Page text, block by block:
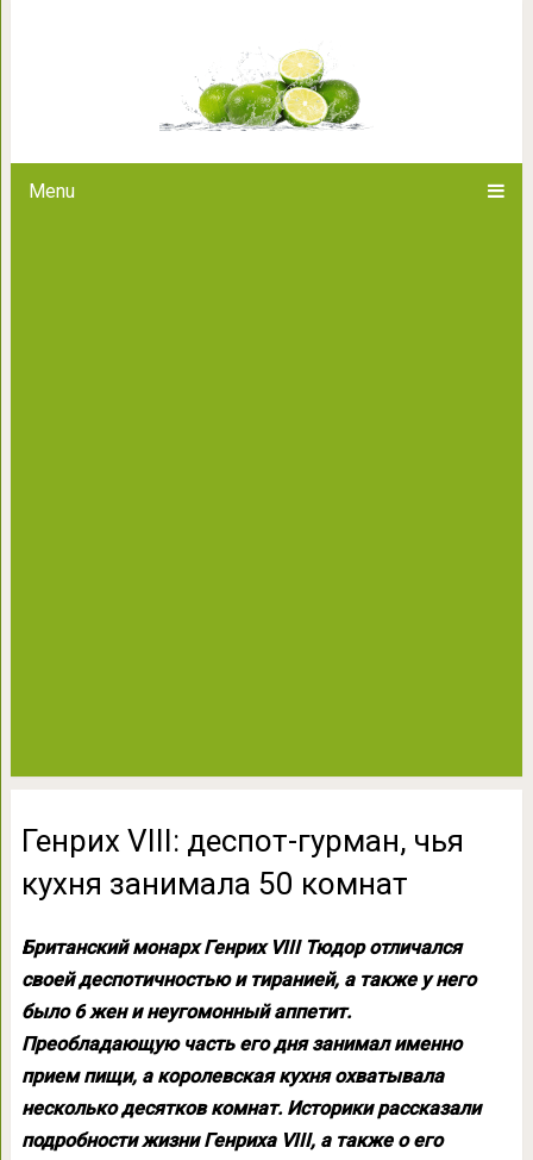
Menu
Генрих VIII: деспот-гурман, чья
кухня занимала 50 комнат
Британский монарх Генрих VIII Тюдор отличался
своей деспотичностью и тиранией, а также у него
было 6 жен и неугомонный аппетит.
Преобладающую часть его дня занимал именно
прием пищи, а королевская кухня охватывала
несколько десятков комнат. Историки рассказали
подробности жизни Генриха VIII, а также о его